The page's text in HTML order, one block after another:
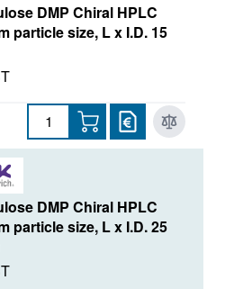
DMP Chiral HPLC
particle size, L x I.D. 15
DMP Chiral HPLC
particle size, L x I.D. 25